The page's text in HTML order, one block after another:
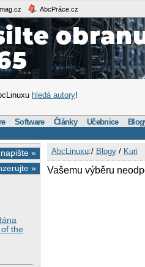
AbcPráce.cz
hledá autory!
Software Články Učebnice
napište »
»
the
AbcLinuxu:/ Blogy/ Kuri
Vašemu výběru